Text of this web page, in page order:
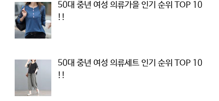
50대 중년 여성 의류가을 인기 순위 TOP 10
!!
50대 중년 여성 의류세트 인기 순위 TOP 10
!!